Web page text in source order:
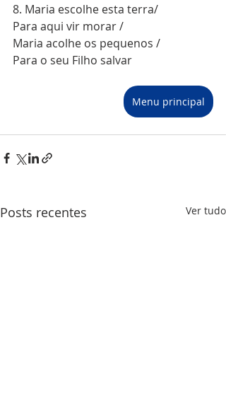
8. Maria escolhe esta terra/
Para aqui vir morar /
Maria acolhe os pequenos /
Para o seu Filho salvar
Menu principal
Posts recentes Ver tudo